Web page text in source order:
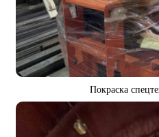
Покраска